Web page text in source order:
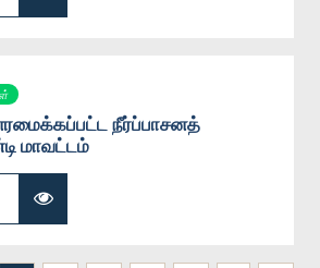
நீர்ப்பாசனத்
மாவட்டம்